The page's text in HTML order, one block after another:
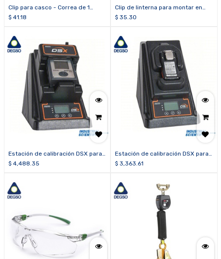
Clip para casco - Correa de 1
pulgada (paquete de 10 unidades)
$ 41.18
Clip de linterna para montar en
casco
$ 35.30
Estación de calibración DSX para
Ibrid MX6, 6 puertos, iCloud
$ 4,488.35
Estación de calibración DSX para
Tango TX1, iCloud
$ 3,363.61